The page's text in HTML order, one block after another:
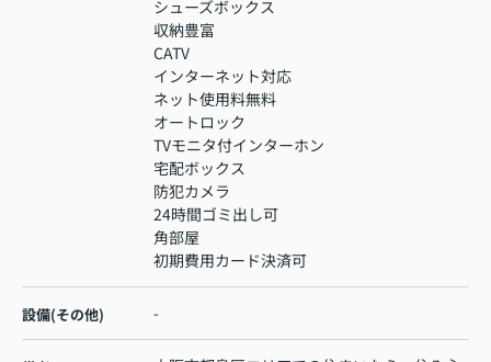
シューズボックス
収納豊富
CATV
インターネット対応
ネット使用料無料
オートロック
TVモニタ付インターホン
宅配ボックス
防犯カメラ
24時間ゴミ出し可
角部屋
初期費用カード決済可
設備(その他) -